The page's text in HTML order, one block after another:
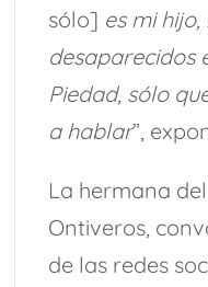
sólo] es mi
desaparecidos
Piedad, sólo
a hablar”,
La hermana
Ontiveros,
de las redes